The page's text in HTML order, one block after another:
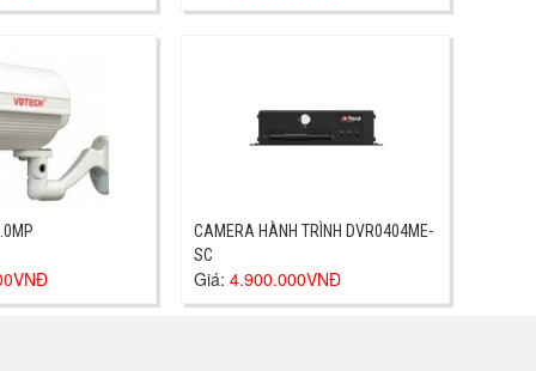
CAMERA HÀNH TRÌNH DVR0404ME-
SC
Giá: 4.900.000VNĐ